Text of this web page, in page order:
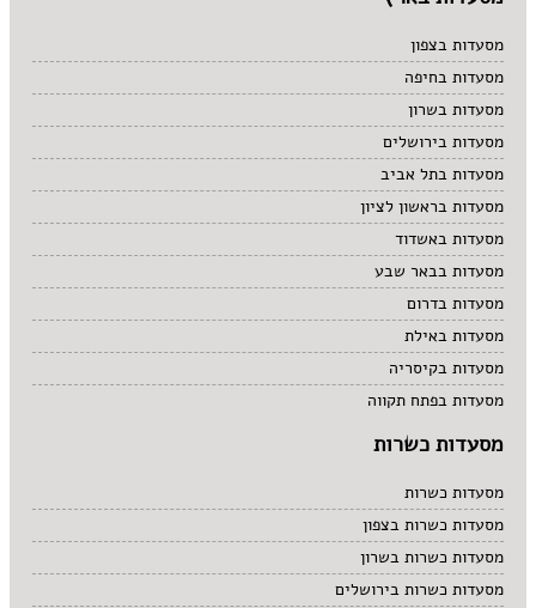
מסעדות בצפון
מסעדות בחיפה
מסעדות בשרון
מסעדות בירושלים
מסעדות בתל אביב
מסעדות בראשון לציון
מסעדות באשדוד
מסעדות בבאר שבע
מסעדות בדרום
מסעדות באילת
מסעדות בקיסריה
מסעדות בפתח תקווה
מסעדות כשרות
מסעדות כשרות
מסעדות כשרות בצפון
מסעדות כשרות בשרון
מסעדות כשרות בירושלים